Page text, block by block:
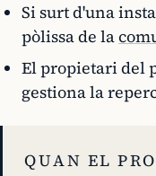
Si surt d'una
pòlissa de la
El propietari del
gestiona la
QUAN EL